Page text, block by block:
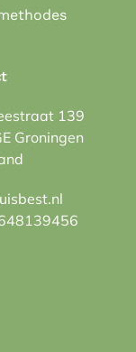
139
Groningen